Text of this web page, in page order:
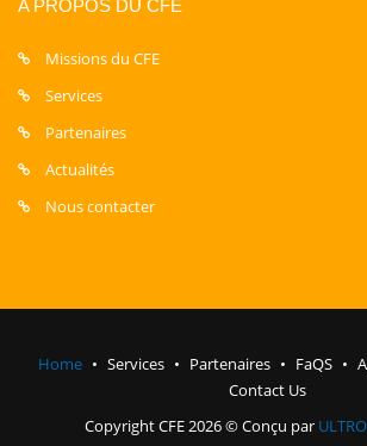
A PROPOS DU CFE
Missions du CFE
Services
Partenaires
Actualités
Nous contacter
Home Services Partenaires FaQS
Contact Us
Copyright CFE 2026 © Conçu par